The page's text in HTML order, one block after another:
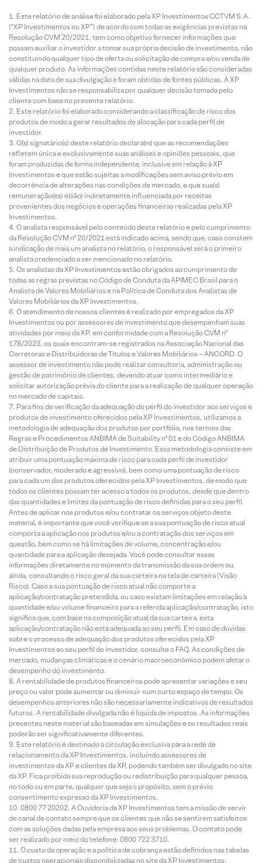
cias
10/08/2
026 |
das
princip
ais
ações
da
Bolsa
Técnic
a Arena
para 10
de
agosto
de
2026
–
Análise
Técnic
a Arena
de 10 a
14 de
agosto
de
2026
io do
Giba
de
de
2026
Este relatório de análise foi elaborado pela XP Investimentos CCTVM S.A.
(“XP Investimentos ou XP”) de acordo com todas as exigências previstas na
Resolução CVM 20/2021, tem como objetivo fornecer informações que
possam auxiliar o investidor a tomar sua própria decisão de investimento, não
constituindo qualquer tipo de oferta ou solicitação de compra e/ou venda de
qualquer produto. As informações contidas neste relatório são consideradas
válidas na data de sua divulgação e foram obtidas de fontes públicas. A XP
Investimentos não se responsabiliza por qualquer decisão tomada pelo
cliente com base no presente relatório.
Este relatório foi elaborado considerando a classificação de risco dos
produtos de modo a gerar resultados de alocação para cada perfil de
investidor.
O(s) signatário(s) deste relatório declara(m) que as recomendações
refletem única e exclusivamente suas análises e opiniões pessoais, que
foram produzidas de forma independente, inclusive em relação à XP
Investimentos e que estão sujeitas a modificações sem aviso prévio em
decorrência de alterações nas condições de mercado, e que sua(s)
remuneração(es) é(são) indiretamente influenciada por receitas
provenientes dos negócios e operações financeiras realizadas pela XP
Investimentos.
O analista responsável pelo conteúdo deste relatório e pelo cumprimento
da Resolução CVM nº 20/2021 está indicado acima, sendo que, caso constem
a indicação de mais um analista no relatório, o responsável será o primeiro
analista credenciado a ser mencionado no relatório.
Os analistas da XP Investimentos estão obrigados ao cumprimento de
todas as regras previstas no Código de Conduta da APIMEC Brasil para o
Analista de Valores Mobiliários e na Política de Conduta dos Analistas de
Valores Mobiliários da XP Investimentos.
O atendimento de nossos clientes é realizado por empregados da XP
Investimentos ou por assessores de investimento que desempenham suas
atividades por meio da XP, em conformidade com a Resolução CVM nº
178/2023, os quais encontram-se registrados na Associação Nacional das
Corretoras e Distribuidoras de Títulos e Valores Mobiliários – ANCORD. O
assessor de investimento não pode realizar consultoria, administração ou
gestão de patrimônio de clientes, devendo atuar como intermediário e
solicitar autorização prévia do cliente para a realização de qualquer operação
no mercado de capitais.
Para fins de verificação da adequação do perfil do investidor aos serviços e
produtos de investimento oferecidos pela XP Investimentos, utilizamos a
metodologia de adequação dos produtos por portfólio, nos termos das
Regras e Procedimentos ANBIMA de Suitability nº 01 e do Código ANBIMA
de Distribuição de Produtos de Investimento. Essa metodologia consiste em
atribuir uma pontuação máxima de risco para cada perfil de investidor
(conservador, moderado e agressivo), bem como uma pontuação de risco
para cada um dos produtos oferecidos pela XP Investimentos, de modo que
todos os clientes possam ter acesso a todos os produtos, desde que dentro
das quantidades e limites da pontuação de risco definidas para o seu perfil.
Antes de aplicar nos produtos e/ou contratar os serviços objeto deste
material, é importante que você verifique se a sua pontuação de risco atual
comporta a aplicação nos produtos e/ou a contratação dos serviços em
questão, bem como se há limitações de volume, concentração e/ou
quantidade para a aplicação desejada. Você pode consultar essas
informações diretamente no momento da transmissão da sua ordem ou,
ainda, consultando o risco geral da sua carteira na tela de carteira (Visão
Risco). Caso a sua pontuação de risco atual não comporte a
aplicação/contratação pretendida, ou caso existam limitações em relação à
quantidade e/ou volume financeiro para a referida aplicação/contratação, isto
significa que, com base na composição atual da sua carteira, esta
aplicação/contratação não está adequada ao seu perfil. Em caso de dúvidas
sobre o processo de adequação dos produtos oferecidos pela XP
Investimentos ao seu perfil de investidor, consulte o FAQ. As condições de
mercado, mudanças climáticas e o cenário macroeconômico podem afetar o
desempenho do investimento.
A rentabilidade de produtos financeiros pode apresentar variações e seu
preço ou valor pode aumentar ou diminuir num curto espaço de tempo. Os
desempenhos anteriores não são necessariamente indicativos de resultados
futuros. A rentabilidade divulgada não é líquida de impostos. As informações
presentes neste material são baseadas em simulações e os resultados reais
poderão ser significativamente diferentes.
Este relatório é destinado à circulação exclusiva para a rede de
relacionamento da XP Investimentos, incluindo assessores de
investimentos da XP e clientes da XP, podendo também ser divulgado no site
da XP. Fica proibida sua reprodução ou redistribuição para qualquer pessoa,
no todo ou em parte, qualquer que seja o propósito, sem o prévio
consentimento expresso da XP Investimentos.
0800 77 20202. A Ouvidoria da XP Investimentos tem a missão de servir
de canal de contato sempre que os clientes que não se sentirem satisfeitos
com as soluções dadas pela empresa aos seus problemas. O contato pode
ser realizado por meio do telefone: 0800 722 3710.
O custo da operação e a política de cobrança estão definidos nas tabelas
de custos operacionais disponibilizadas no site da XP Investimentos: